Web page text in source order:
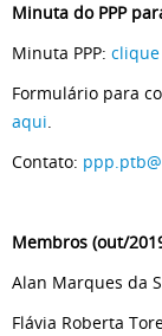
Minuta do PPP
Minuta PPP:
Formulário para
aqui.
Contato:
Membros (out/
Alan Marques da
Flávia Roberta